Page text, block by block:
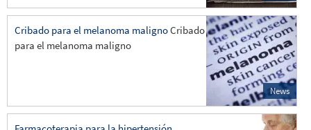
Cribado para el melanoma malignoCribado
para el melanoma maligno
News